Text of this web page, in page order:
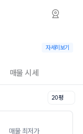
·실거래가·2
로, 1996.01 입주한 31
주제일고등학교가 있습
니다.
퍼 제주노형점
노형영진2차
노형동 · 48세
자세히보기
매물 시세
20평
매물 최저가